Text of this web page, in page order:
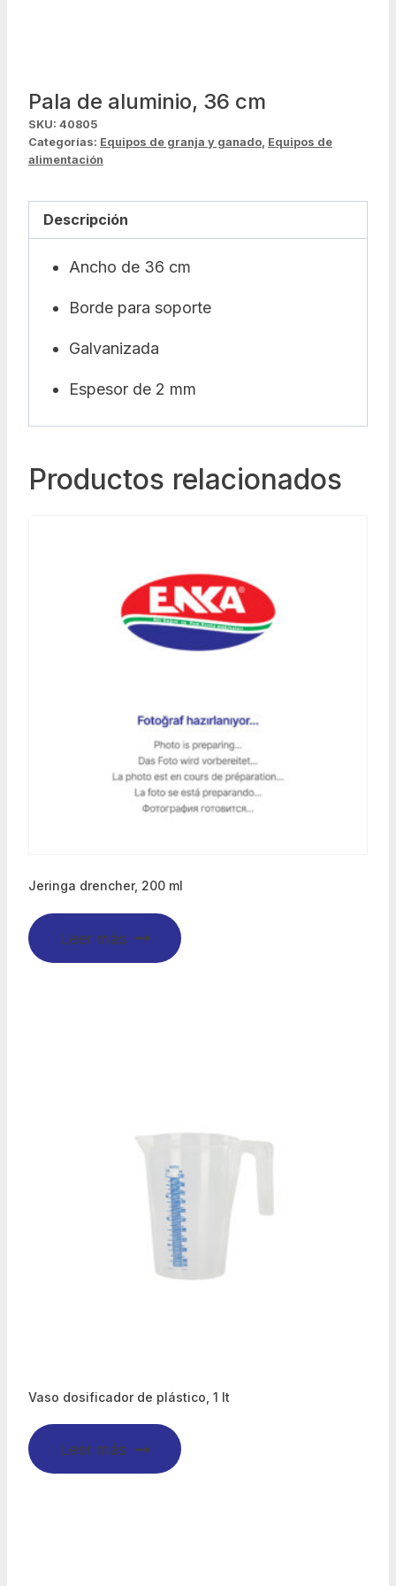
Pala de aluminio, 36 cm
SKU: 40805
Categorías: Equipos de granja y ganado, Equipos de
alimentación
Descripción
Ancho de 36 cm
Borde para soporte
Galvanizada
Espesor de 2 mm
Productos relacionados
Jeringa drencher, 200 ml
Leer más
Vaso dosificador de plástico, 1 lt
Leer más